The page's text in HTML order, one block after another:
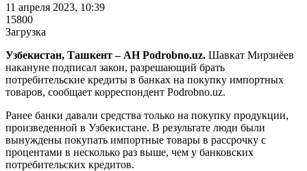
11 апреля 2023, 10:39
15800
Загрузка
Узбекистан, Ташкент – АН Podrobno.uz. Шавкат Мирзиёев
накануне подписал закон, разрешающий брать
потребительские кредиты в банках на покупку импортных
товаров, сообщает корреспондент Podrobno.uz.
Ранее банки давали средства только на покупку продукции,
произведенной в Узбекистане. В результате люди были
вынуждены покупать импортные товары в рассрочку с
процентами в несколько раз выше, чем у банковских
потребительских кредитов.